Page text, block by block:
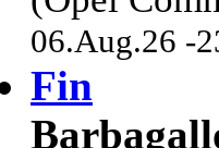
06.Aug.26 -
Fin